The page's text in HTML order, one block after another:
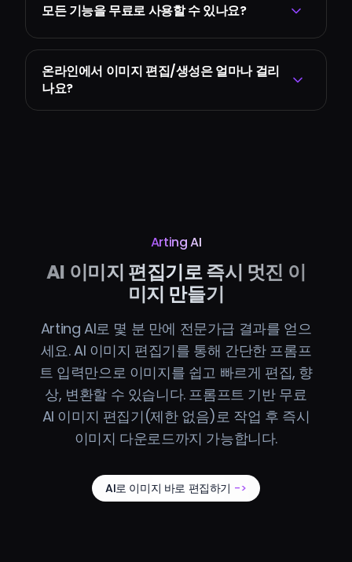
모든 기능을 무료로 사용할 수 있나요?
온라인에서 이미지 편집/생성은 얼마나 걸리
나요?
Arting AI
AI 이미지 편집기로 즉시 멋진 이
미지 만들기
Arting AI로 몇 분 만에 전문가급 결과를 얻으
세요. AI 이미지 편집기를 통해 간단한 프롬프
트 입력만으로 이미지를 쉽고 빠르게 편집, 향
상, 변환할 수 있습니다. 프롬프트 기반 무료
AI 이미지 편집기(제한 없음)로 작업 후 즉시
이미지 다운로드까지 가능합니다.
AI로 이미지 바로 편집하기 ->